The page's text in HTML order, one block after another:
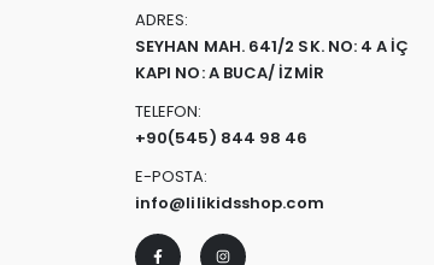
ADRES:
SEYHAN MAH. 641/2 SK. NO: 4 A İÇ
KAPI NO: A BUCA/ İZMİR
TELEFON:
+90(545) 844 98 46
E-POSTA:
info@lilikidsshop.com